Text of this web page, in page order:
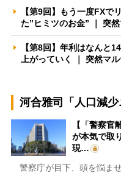
【第9回】もう一度FX
た”ヒミツのお金” ｜ 突
【第8回】年利はなんと
上がっていく ｜ 突然マ
河合雅司「人口減少
【「警察
が本気で取
現…
警察庁が目下、頭を悩ま